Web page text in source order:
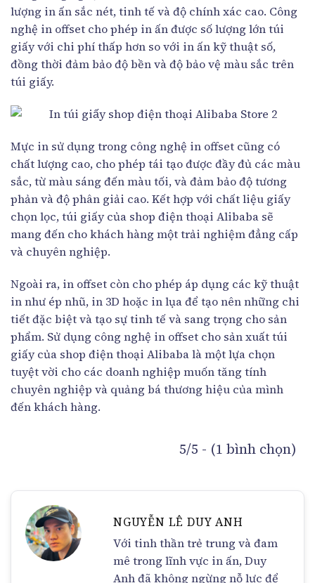
lượng in ấn sắc nét, tinh tế và độ chính xác cao. Công
nghệ in offset cho phép in ấn được số lượng lớn túi
giấy với chi phí thấp hơn so với in ấn kỹ thuật số,
đồng thời đảm bảo độ bền và độ bảo vệ màu sắc trên
túi giấy.
Mực in sử dụng trong công nghệ in offset cũng có
chất lượng cao, cho phép tái tạo được đầy đủ các màu
sắc, từ màu sáng đến màu tối, và đảm bảo độ tương
phản và độ phân giải cao. Kết hợp với chất liệu giấy
chọn lọc, túi giấy của shop điện thoại Alibaba sẽ
mang đến cho khách hàng một trải nghiệm đẳng cấp
và chuyên nghiệp.
Ngoài ra, in offset còn cho phép áp dụng các kỹ thuật
in như ép nhũ, in 3D hoặc in lụa để tạo nên những chi
tiết đặc biệt và tạo sự tinh tế và sang trọng cho sản
phẩm. Sử dụng công nghệ in offset cho sản xuất túi
giấy của shop điện thoại Alibaba là một lựa chọn
tuyệt vời cho các doanh nghiệp muốn tăng tính
chuyên nghiệp và quảng bá thương hiệu của mình
đến khách hàng.
5/5 - (1 bình chọn)
NGUYỄN LÊ DUY ANH
Với tinh thần trẻ trung và đam
mê trong lĩnh vực in ấn, Duy
Anh đã không ngừng nỗ lực để